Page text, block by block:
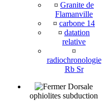
¤ Granite de
Flamanville
¤ carbone 14
¤ datation
relative
¤
radiochronologie
Rb Sr
Dorsale
ophiolites subduction